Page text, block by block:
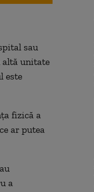
sau
altă unitate
este
fizică a
ar putea
a